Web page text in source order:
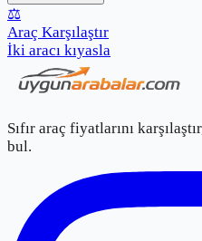
⚖️
Araç Karşılaştır
İki aracı kıyasla
Sıfır araç fiyatlarını
bul.